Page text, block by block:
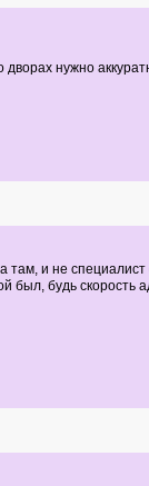
нужно
там, и не
был, будь скорость